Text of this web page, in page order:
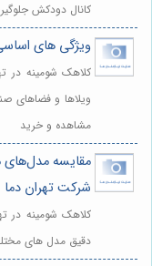
کانال دودکش
ویژگی‌ های
کلاهک شومینه در
ویلاها و فضاهای
مشاهده و خرید
مقایسه مدل‌های
شرکت تهران دما
کلاهک شومینه در
دقیق مدل های